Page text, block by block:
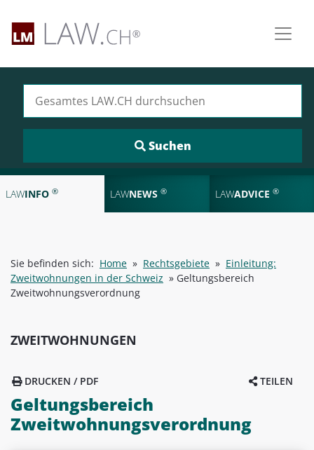
LAWINFO ® LAWNEWS ® LAWADVICE ®
Sie befinden sich: Home » Rechtsgebiete » Einleitung:
Zweitwohnungen in der Schweiz » Geltungsbereich
Zweitwohnungsverordnung
ZWEITWOHNUNGEN
TEILEN
DRUCKEN / PDF
Geltungsbereich
Zweitwohnungsverordnung